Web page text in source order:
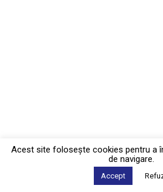
Acest site foloseşte cookies pentru a
de navigare.
Accept